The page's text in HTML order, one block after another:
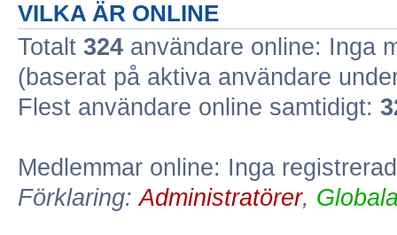
VILKA ÄR ONLINE
Totalt 324 användare online: Inga
(baserat på aktiva användare
Flest användare online samtidigt:
Medlemmar online: Inga
Förklaring:Administratörer,